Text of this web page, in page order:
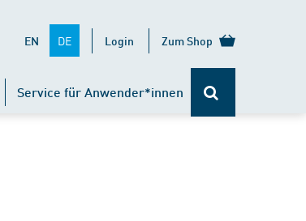
EN DE Login Zum Shop
Service für Anwender*innen